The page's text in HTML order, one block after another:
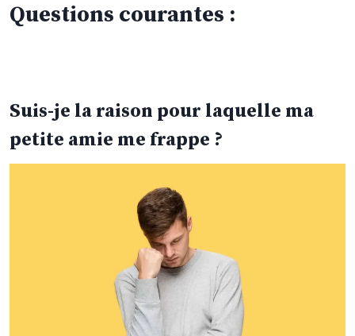
Questions courantes :
Suis-je la raison pour laquelle ma
petite amie me frappe ?